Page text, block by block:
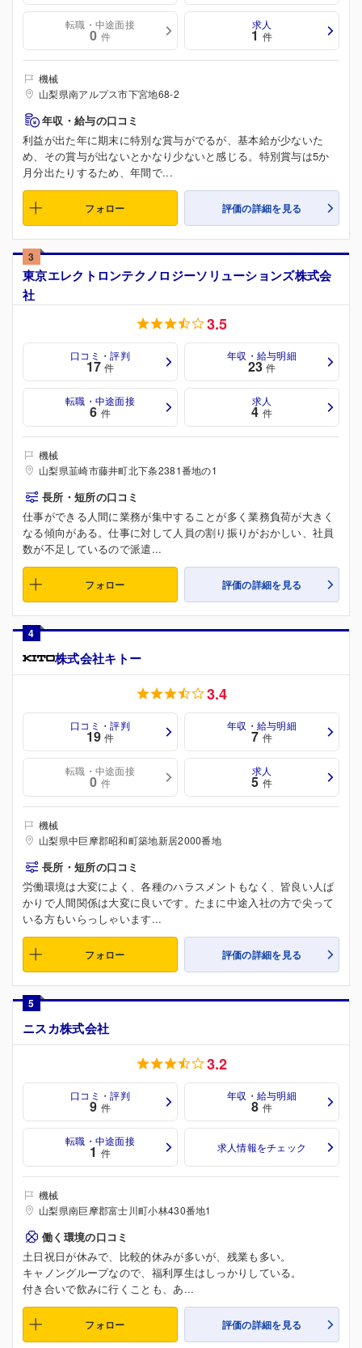
転職・中途面接
0 件
求人
1 件
機械
山梨県南アルプス市下宮地68-2
年収・給与の口コミ
利益が出た年に期末に特別な賞与がでるが、基本給が少ないた
め、その賞与が出ないとかなり少ないと感じる。特別賞与は5か
月分出たりするため、年間で...
フォロー 評価の詳細を見る
3
東京エレクトロンテクノロジーソリューションズ株式会
社
3.5
口コミ・評判
17 件
年収・給与明細
23 件
転職・中途面接
6 件
求人
4 件
機械
山梨県韮崎市藤井町北下条2381番地の1
長所・短所の口コミ
仕事ができる人間に業務が集中することが多く業務負荷が大きく
なる傾向がある。仕事に対して人員の割り振りがおかしい、社員
数が不足しているので派遣...
フォロー 評価の詳細を見る
4
株式会社キトー
3.4
口コミ・評判
19 件
年収・給与明細
7 件
転職・中途面接
0 件
求人
5 件
機械
山梨県中巨摩郡昭和町築地新居2000番地
長所・短所の口コミ
労働環境は大変によく、各種のハラスメントもなく、皆良い人ば
かりで人間関係は大変に良いです。たまに中途入社の方で尖って
いる方もいらっしゃいます...
フォロー 評価の詳細を見る
5
ニスカ株式会社
3.2
口コミ・評判
9 件
年収・給与明細
8 件
転職・中途面接
1 件 求人情報をチェック
機械
山梨県南巨摩郡富士川町小林430番地1
働く環境の口コミ
土日祝日が休みで、比較的休みが多いが、残業も多い。
キャノングループなので、福利厚生はしっかりしている。
付き合いで飲みに行くことも、あ...
フォロー 評価の詳細を見る